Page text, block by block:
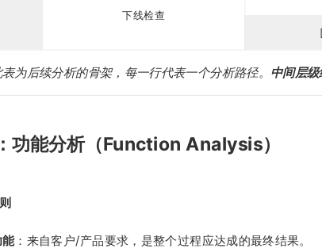
下线检查
为后续分析的骨架，每一行代表一个分析路径。 中间层
功能分析（Function Analysis）
：来自客户/产品要求，是整个过程应达成的最终结果。